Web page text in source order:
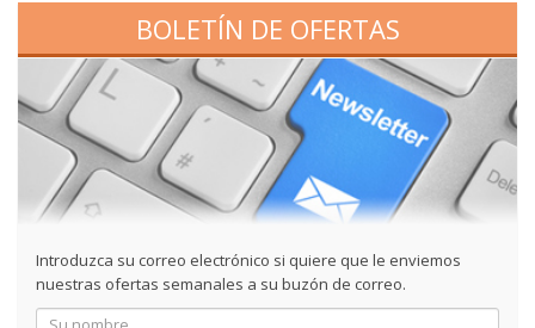
BOLETÍN DE OFERTAS
Introduzca su correo electrónico si quiere que le enviemos
nuestras ofertas semanales a su buzón de correo.